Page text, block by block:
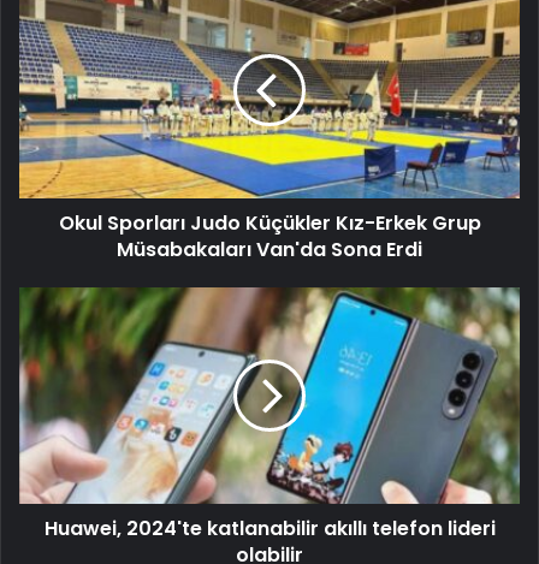
Okul Sporları Judo Küçükler Kız-Erkek Grup
Müsabakaları Van'da Sona Erdi
Huawei, 2024'te katlanabilir akıllı telefon lideri
olabilir